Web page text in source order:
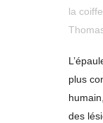
la
plus
des